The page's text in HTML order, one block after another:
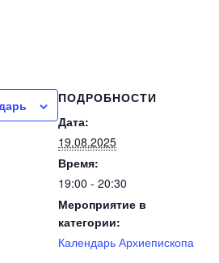
ПОДРОБНОСТИ
Дата:
19.08.2025
Время:
19:00 - 20:30
Мероприятие в
категории:
Календарь Архиепископа